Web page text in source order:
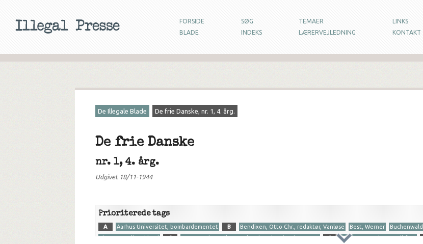
FORSIDE SØG TEMAER LINKS
BLADE
INDEKS LÆRERVEJLEDNING KONTAKT
De Illegale Blade De frie Danske, nr. 1, 4. årg.
De frie Danske
nr. 1, 4. årg.
Udgivet 18/11-1944
Prioriterede tags
A Aarhus Universitet, bombardementet B Bendixen, Otto Chr., redaktør, Vanløse Best, Werner Buchenwald
Eksporten til Tyskland
G Gestapos hovedkvarter i Aarhus, bombardementet S Stærmose, Robert, politiker